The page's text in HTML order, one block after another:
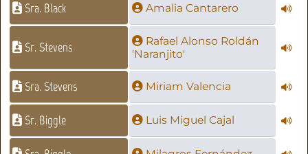
Sra. Black Amalia Cantarero
Sr. Stevens
Rafael Alonso Roldán
'Naranjito'
Sra. Stevens Miriam Valencia
Sr. Biggle Luis Miguel Cajal